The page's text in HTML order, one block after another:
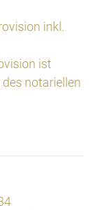
inkl.
ist
notariellen